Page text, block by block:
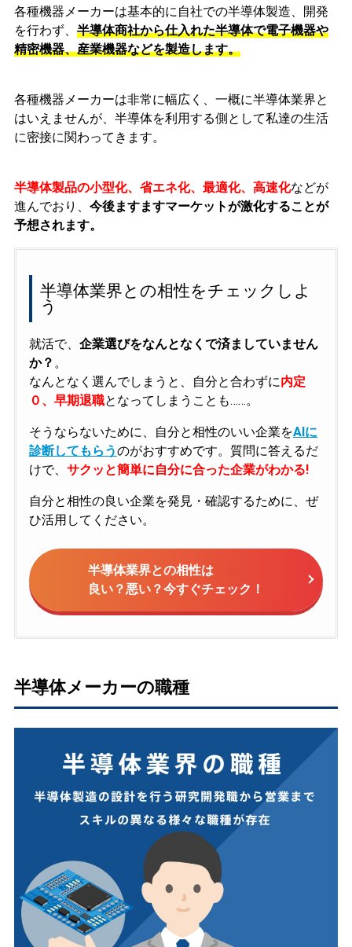
各種機器メーカーは基本的に自社での半導体製造、開発
を行わず、 半導体商社から仕入れた半導体で電子機器や
精密機器、産業機器などを製造します。
各種機器メーカーは非常に幅広く、一概に半導体業界と
はいえませんが、半導体を利用する側として私達の生活
に密接に関わってきます。
半導体製品の小型化、省エネ化、最適化、高速化などが
進んでおり、 今後ますますマーケットが激化することが
予想されます。
半導体業界との相性をチェックしよ
う
就活で、 企業選びをなんとなくで済ましていません
か？ 。
なんとなく選んでしまうと、自分と合わずに内定
０、早期退職となってしまうことも……。
そうならないために、自分と相性のいい企業をAIに
診断してもらうのがおすすめです。質問に答えるだ
けで、 サクッと簡単に自分に合った企業がわかる!
自分と相性の良い企業を発見・確認するために、ぜ
ひ活用してください。
半導体業界との相性は
良い？悪い？今すぐチェック！
半導体メーカーの職種